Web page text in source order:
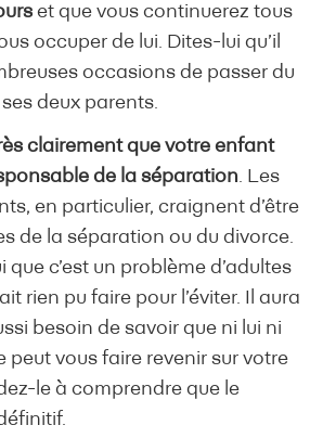
et que vous continuerez tous
occuper de lui. Dites-lui qu’il
occasions de passer du
deux parents.
clairement que votre enfant
de la séparation. Les
en particulier, craignent d’être
de la séparation ou du divorce.
que c’est un problème d’adultes
rien pu faire pour l’éviter. Il aura
besoin de savoir que ni lui ni
peut vous faire revenir sur votre
le à comprendre que le